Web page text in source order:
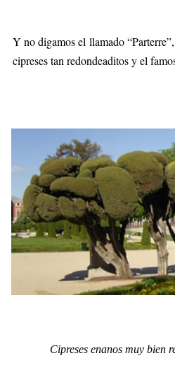
Y no digamos el llamado
cipreses tan redondeaditos y el
Cipreses enanos muy bien